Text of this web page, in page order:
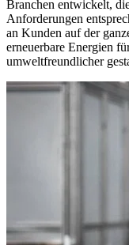
Branchen entwickelt,
Anforderungen
an Kunden auf der
erneuerbare Energien
umweltfreundlicher